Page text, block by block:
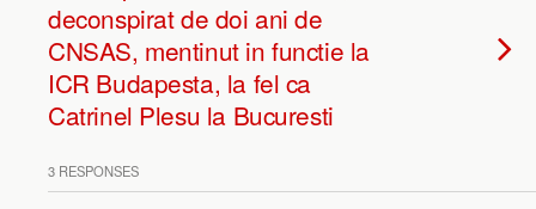
deconspirat de doi ani de
CNSAS, mentinut in functie la
ICR Budapesta, la fel ca
Catrinel Plesu la Bucuresti
3 RESPONSES